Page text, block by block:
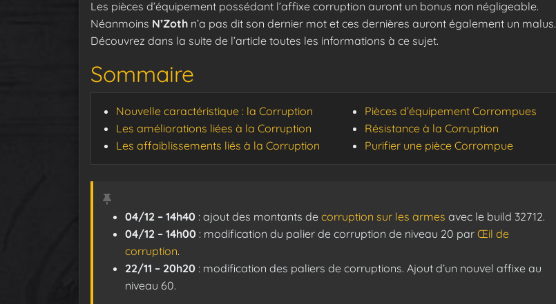
Les pièces d’équipement possédant l’affixe corruption auront un bonus non négligeable.
Néanmoins N’Zoth n’a pas dit son dernier mot et ces dernières auront également un malus.
Découvrez dans la suite de l’article toutes les informations à ce sujet.
Sommaire
Nouvelle caractéristique : la Corruption
Les améliorations liées à la Corruption
Les affaiblissements liés à la Corruption
Pièces d’équipement Corrompues
Résistance à la Corruption
Purifier une pièce Corrompue
04/12 – 14h40 : ajout des montants de corruption sur les armes avec le build 32712.
04/12 – 14h00 : modification du palier de corruption de niveau 20 par Œil de
corruption.
22/11 – 20h20 : modification des paliers de corruptions. Ajout d’un nouvel affixe au
niveau 60.